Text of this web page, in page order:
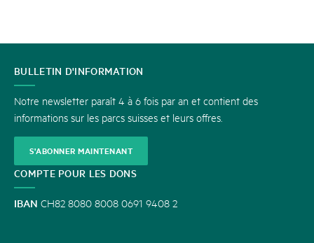
CONTACT
BULLETIN D'INFORMATION
Notre newsletter paraît 4 à 6 fois par an et contient des
informations sur les parcs suisses et leurs offres.
S'ABONNER MAINTENANT
COMPTE POUR LES DONS
IBAN CH82 8080 8008 0691 9408 2